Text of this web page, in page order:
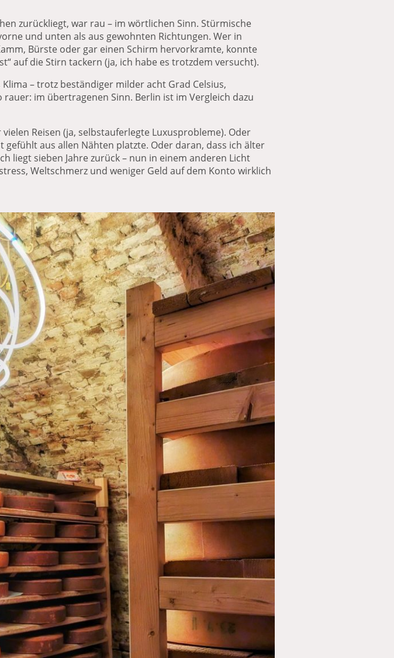
zurückliegt, war rau – im wörtlichen Sinn. Stürmische
und unten als aus gewohnten Richtungen. Wer in
Bürste oder gar einen Schirm hervorkramte, konnte
auf die Stirn tackern (ja, ich habe es trotzdem versucht).
– trotz beständiger milder acht Grad Celsius,
im übertragenen Sinn. Berlin ist im Vergleich dazu
Reisen (ja, selbstauferlegte Luxusprobleme). Oder
aus allen Nähten platzte. Oder daran, dass ich älter
liegt sieben Jahre zurück – nun in einem anderen Licht
Weltschmerz und weniger Geld auf dem Konto wirklich